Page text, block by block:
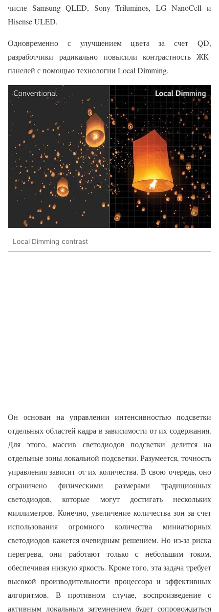
числе Samsung QLED, Sony Triluminos, LG NanoCell и
Hisense ULED.
Одновременно с улучшением цвета за счет QD,
разработчики радикально повысили контрастность ЖК-
панелей с помощью технологии Local Dimming.
Local Dimming contrast
Он основан на управлении интенсивностью подсветки
отдельных областей кадра в зависимости от их содержания.
Для этого, массив светодиодов подсветки делится на
отдельные зоны локальной подсветки. Разумеется, точность
управления зависит от их количества. В свою очередь, оно
ограничено физическими размерами традиционных
светодиодов, которые могут достигать нескольких
миллиметров. Конечно, увеличение количества зон за счет
использования огромного количества миниатюрных
светодиодов кажется очевидным решением. Но из-за риска
перегрева, они работают только с небольшим током,
обеспечивая низкую яркость. Кроме того, эта задача требует
высокой производительности процессора и эффективных
алгоритмов. В противном случае, воспроизведение с
активным локальным затемнением будет сопровождаться